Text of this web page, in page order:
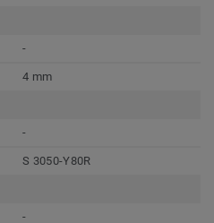
-
4 mm
-
S 3050-Y80R
-